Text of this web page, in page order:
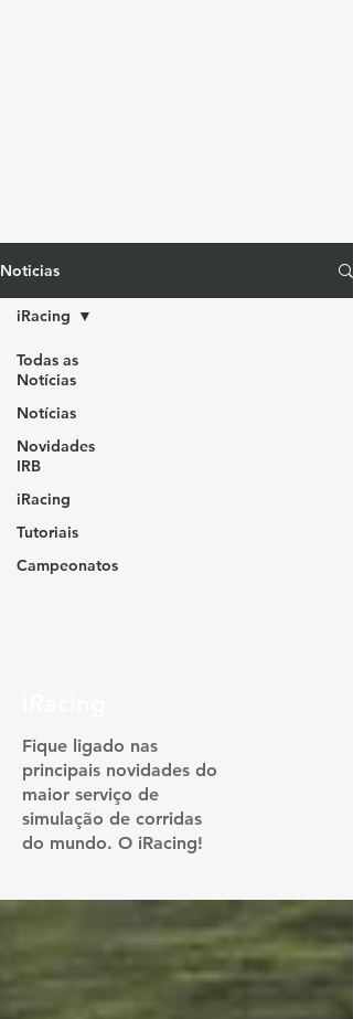
Noticias
Todas as
Notícias
Notícias
Novidades
IRB
iRacing
Tutoriais
Campeonatos
iRacing
Fique ligado nas
principais novidades do
maior serviço de
simulação de corridas
do mundo. O iRacing!